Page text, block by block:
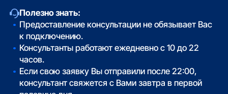
Полезно знать:
Предоставление консультации не обязывает Вас
к подключению.
Консультанты работают ежедневно с 10 до 22
часов.
Если свою заявку Вы отправили после 22:00,
консультант свяжется с Вами завтра в первой